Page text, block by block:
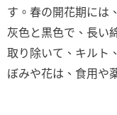
す。春の開花期には
灰色と黒色で、長い
取り除いて、キルト
ぼみや花は、食用や